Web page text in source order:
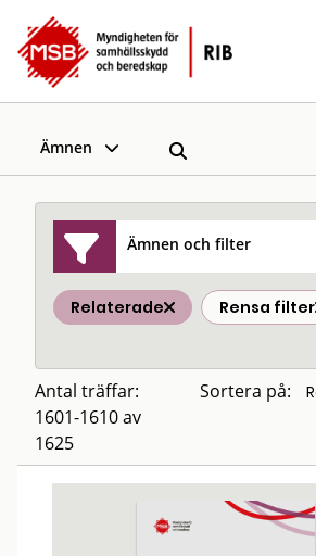
Ämnen
Ämnen och filter
Relaterade Rensa filter
Antal träffar:
1601-1610 av
1625
Sortera på: